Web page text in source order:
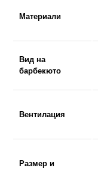
Материали
Вид на
барбекюто
Вентилация
Размер и